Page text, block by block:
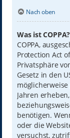
Nach oben
Was ist COPPA?
COPPA,
Protection Act
Privatsphäre
Gesetz in den
Jahren
benötigen.
oder die
versuchst,